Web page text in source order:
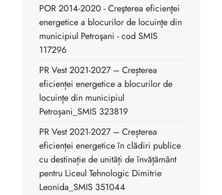
POR 2014-2020 - Creşterea eficienţei
energetice a blocurilor de locuinţe din
municipiul Petroşani - cod SMIS
117296
PR Vest 2021-2027 – Creșterea
eficienței energetice a blocurilor de
locuințe din municipiul
Petroșani_SMIS 323819
PR Vest 2021-2027 – Creșterea
eficienței energetice în clădiri publice
cu destinație de unități de învățământ
pentru Liceul Tehnologic Dimitrie
Leonida_SMIS 351044